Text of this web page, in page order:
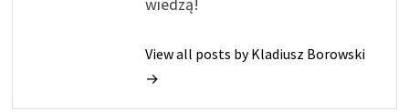
View all posts by Kladiusz Borowski
→